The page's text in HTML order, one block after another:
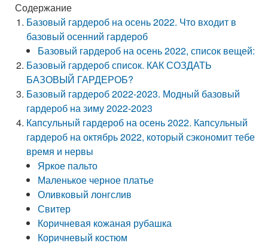
Содержание
Базовый гардероб на осень 2022. Что входит в
базовый осенний гардероб
Базовый гардероб на осень 2022, список вещей:
Базовый гардероб список. КАК СОЗДАТЬ
БАЗОВЫЙ ГАРДЕРОБ?
Базовый гардероб 2022-2023. Модный базовый
гардероб на зиму 2022-2023
Капсульный гардероб на осень 2022. Капсульный
гардероб на октябрь 2022, который сэкономит тебе
время и нервы
Яркое пальто
Маленькое черное платье
Оливковый лонгслив
Свитер
Коричневая кожаная рубашка
Коричневый костюм